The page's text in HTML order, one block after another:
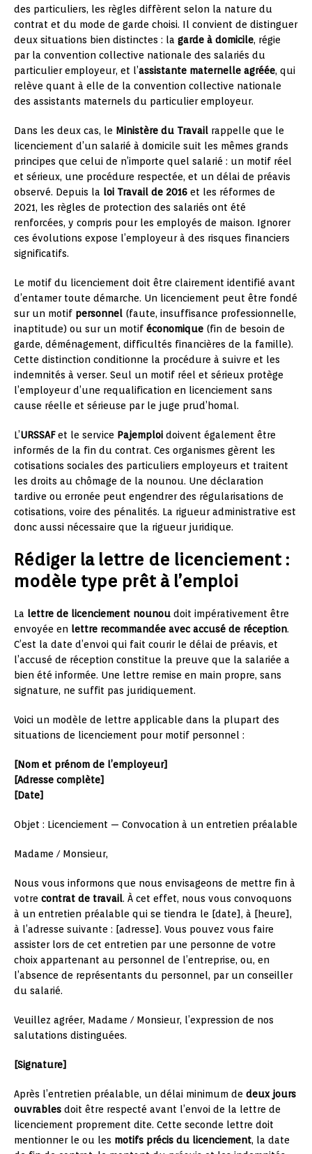
des particuliers, les règles diffèrent selon la nature du
contrat et du mode de garde choisi. Il convient de distinguer
deux situations bien distinctes : la garde à domicile, régie
par la convention collective nationale des salariés du
particulier employeur, et l’assistante maternelle agréée, qui
relève quant à elle de la convention collective nationale
des assistants maternels du particulier employeur.
Dans les deux cas, le Ministère du Travail rappelle que le
licenciement d’un salarié à domicile suit les mêmes grands
principes que celui de n’importe quel salarié : un motif réel
et sérieux, une procédure respectée, et un délai de préavis
observé. Depuis la loi Travail de 2016 et les réformes de
2021, les règles de protection des salariés ont été
renforcées, y compris pour les employés de maison. Ignorer
ces évolutions expose l’employeur à des risques financiers
significatifs.
Le motif du licenciement doit être clairement identifié avant
d’entamer toute démarche. Un licenciement peut être fondé
sur un motif personnel (faute, insuffisance professionnelle,
inaptitude) ou sur un motif économique (fin de besoin de
garde, déménagement, difficultés financières de la famille).
Cette distinction conditionne la procédure à suivre et les
indemnités à verser. Seul un motif réel et sérieux protège
l’employeur d’une requalification en licenciement sans
cause réelle et sérieuse par le juge prud’homal.
L’URSSAFet le service Pajemploi doivent également être
informés de la fin du contrat. Ces organismes gèrent les
cotisations sociales des particuliers employeurs et traitent
les droits au chômage de la nounou. Une déclaration
tardive ou erronée peut engendrer des régularisations de
cotisations, voire des pénalités. La rigueur administrative est
donc aussi nécessaire que la rigueur juridique.
Rédiger la lettre de licenciement :
modèle type prêt à l’emploi
La lettre de licenciement nounou doit impérativement être
envoyée en lettre recommandée avec accusé de réception.
C’est la date d’envoi qui fait courir le délai de préavis, et
l’accusé de réception constitue la preuve que la salariée a
bien été informée. Une lettre remise en main propre, sans
signature, ne suffit pas juridiquement.
Voici un modèle de lettre applicable dans la plupart des
situations de licenciement pour motif personnel :
[Nom et prénom de l’employeur]
[Adresse complète]
[Date]
Objet : Licenciement — Convocation à un entretien préalable
Madame / Monsieur,
Nous vous informons que nous envisageons de mettre fin à
votre contrat de travail. À cet effet, nous vous convoquons
à un entretien préalable qui se tiendra le [date], à [heure],
à l’adresse suivante : [adresse]. Vous pouvez vous faire
assister lors de cet entretien par une personne de votre
choix appartenant au personnel de l’entreprise, ou, en
l’absence de représentants du personnel, par un conseiller
du salarié.
Veuillez agréer, Madame / Monsieur, l’expression de nos
salutations distinguées.
[Signature]
Après l’entretien préalable, un délai minimum de deux jours
ouvrables doit être respecté avant l’envoi de la lettre de
licenciement proprement dite. Cette seconde lettre doit
mentionner le ou les motifs précis du licenciement, la date